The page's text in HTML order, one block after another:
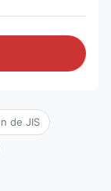
de JIS